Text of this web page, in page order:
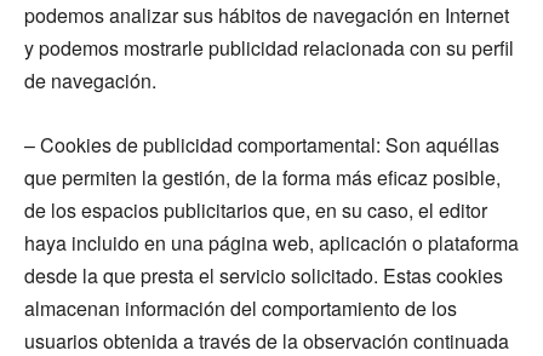
podemos analizar sus hábitos de navegación en Internet
y podemos mostrarle publicidad relacionada con su perfil
de navegación.
– Cookies de publicidad comportamental: Son aquéllas
que permiten la gestión, de la forma más eficaz posible,
de los espacios publicitarios que, en su caso, el editor
haya incluido en una página web, aplicación o plataforma
desde la que presta el servicio solicitado. Estas cookies
almacenan información del comportamiento de los
usuarios obtenida a través de la observación continuada